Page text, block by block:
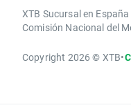
XTB Sucursal en
Comisión Nacional del
Copyright 2026 © XTB•